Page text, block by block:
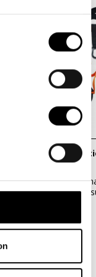
Suspender y
Ideal para el
corporal gracias a